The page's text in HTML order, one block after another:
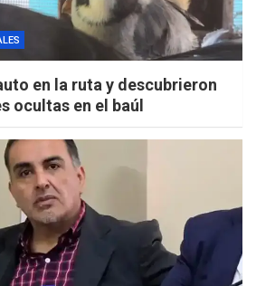
en la ruta y descubrieron
ocultas en el baúl